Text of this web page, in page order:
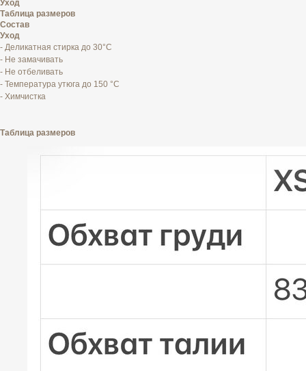
Уход
Таблица размеров
Состав
Уход
- Деликатная стирка до 30°C
- Не замачивать
- Не отбеливать
- Температура утюга до 150 °C
- Химчистка
Таблица размеров